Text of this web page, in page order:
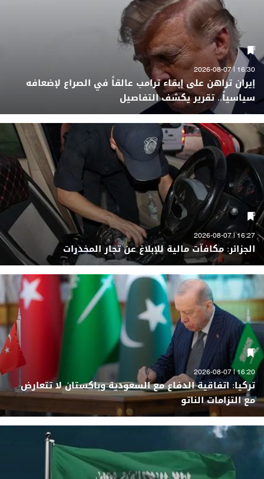
16:30 | 2026-08-07
إيران تراهن على إبقاء ترامب عالقاً في الصراع لإضعافه
سياسياً.. تقرير يكشف التفاصيل
16:27 | 2026-08-07
الجزائر: مكافآت مالية للإبلاغ عن تجار المخدرات
16:20 | 2026-08-07
تركيا: اتفاقية الدفاع مع السعودية وباكستان لا تتعارض
مع التزامات الناتو